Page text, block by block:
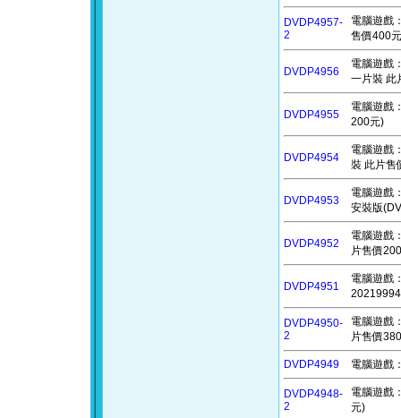
DVDP4957-
2
電腦遊戲
售價400
DVDP4956
電腦遊戲
一片裝 此
DVDP4955
電腦遊戲
200元)
DVDP4954
電腦遊戲
裝 此片售
DVDP4953
電腦遊戲
安裝版
DVDP4952
電腦遊戲
片售價
DVDP4951
電腦遊戲
DVDP4950-
2
電腦遊戲
片售價
DVDP4949 電腦遊戲
DVDP4948-
2
電腦遊戲
元)